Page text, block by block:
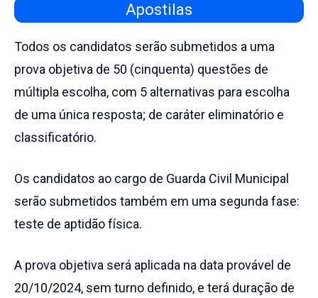
Apostilas
Todos os candidatos serão submetidos a uma
prova objetiva de 50 (cinquenta) questões de
múltipla escolha, com 5 alternativas para escolha
de uma única resposta; de caráter eliminatório e
classificatório.
Os candidatos ao cargo de Guarda Civil Municipal
serão submetidos também em uma segunda fase:
teste de aptidão física.
A prova objetiva será aplicada na data provável de
20/10/2024, sem turno definido, e terá duração de